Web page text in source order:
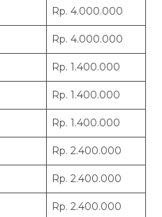
Rp. 4.000.000
Rp. 4.000.000
Rp. 1.400.000
Rp. 1.400.000
Rp. 1.400.000
Rp. 2.400.000
Rp. 2.400.000
Rp. 2.400.000